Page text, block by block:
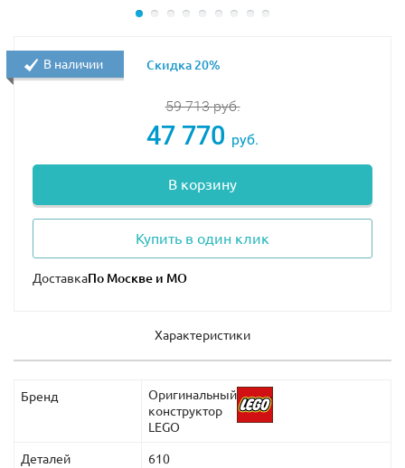
59 713руб.
47 770 руб.
В корзину
Купить в один клик
Доставка
В наличии Скидка 20%
Характеристики
Бренд
Оригинальный
конструктор
LEGO
Деталей 610